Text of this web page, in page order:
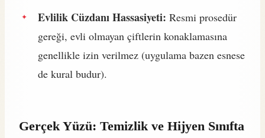
Evlilik Cüzdanı Hassasiyeti: Resmi prosedür
gereği, evli olmayan çiftlerin konaklamasına
genellikle izin verilmez (uygulama bazen esnese
de kural budur).
Gerçek Yüzü: Temizlik ve Hijyen Sınıfta